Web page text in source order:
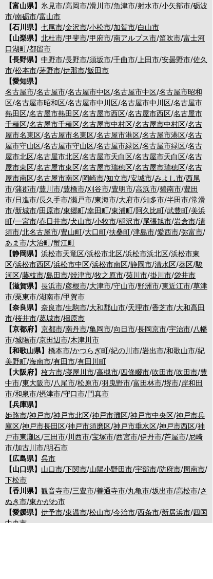
【富山県】 氷見市/高岡市/滑川市/魚津市/射水市/小矢部市/砺波
市/南砺市/富山市
【石川県】 七尾市/金沢市/小松市/加賀市/白山市
【山梨県】 北杜市/甲斐市/甲府市/南アルプス市/笛吹市/富士河
口湖町/都留市
【長野県】 中野市/長野市/須坂市/千曲市/ 上田市/安曇野市/佐久
市/松本市/茅野市/伊那市/飯田市
【愛知県】
名古屋市/名古屋市/名古屋市中区/名古屋市中区/名古屋市昭和
区/名古屋市昭和区/名古屋市中川区/名古屋市中川区/名古屋市
熱田区/名古屋市熱田区/名古屋市西区/名古屋市西区/名古屋市
千種区/名古屋市千種区/名古屋市中村区/名古屋市中村区/名古
屋市名東区/名古屋市名東区/名古屋市港区/名古屋市港区/名古
屋市守山区/名古屋市守山区/名古屋市緑区/名古屋市緑区/名古
屋市北区/名古屋市北区/名古屋市天白区/名古屋市天白区/名古
屋市東区/名古屋市東区/名古屋市瑞穂区/名古屋市瑞穂区/名古
屋市南区/名古屋市南区/岡崎市/知立市/安城市/みよし市/西尾
市/蒲郡市/豊川市/豊橋市/刈谷市/豊明市/高浜市/碧南市/豊田
市/日進市/長久手市/瀬戸市/東海市/大府市/知多市/半田市/常滑
市/新城市/田原市/東郷町/幸田町/東浦町/阿久比町/武豊町/美浜
町/一宮市/春日井市/犬山市/小牧市/稲沢市/尾張旭市/岩倉市/清
須市/北名古屋市/豊山町/大口町/扶桑町/津島市/愛西市/弥富市/
あま市/大治町/蟹江町
【静岡県】 浜松市天竜区/浜松市北区/浜松市浜北区/浜松市東
区/浜松市西区/浜松市中区/浜松市南区/静岡市/清水区/葵区/駿
河区/藤枝市/島田市/焼津市/牧之原市/菊川市/掛川市/袋井市
【滋賀県】 長浜市/彦根市/大津市/守山市/野洲市/東近江市/草津
市/栗東市/湖南市/甲賀市
【奈良県】 奈良市/生駒市/大和郡山市/天理市/香芝市/大和高田
市/桜井市/葛城市/橿原市
【京都府】 京都市/南丹市/亀岡市/向日市/長岡京市/宇治市/八幡
市/城陽市/京田辺市/木津川市
【和歌山県】 橋本市/かつらぎ町/紀の川市/岩出市/和歌山市/紀
美野町/海南市/有田市/有田川町
【大阪府】 枚方市/寝屋川市/高槻市/四條畷市/吹田市/吹田市/豊
中市/東大阪市/八尾市/松原市/羽曳野市/富田林市/堺市/岸和田
市/和泉市/摂津市/守口市/門真市
【兵庫県】
姫路市/神戸市/神戸市北区/神戸市灘区/神戸市中央区/神戸市兵
庫区/神戸市長田区/神戸市須磨区/神戸市垂水区/神戸市西区/神
戸市東灘区/三田市/川西市/宝塚市/西宮市/伊丹市/芦屋市/尼崎
市/加古川市/明石市
【広島県】 呉市
【山口県】 山口市/下関市/山陽小野田市/宇部市/防府市/周南市/
下松市
【香川県】 観音寺市/三豊市/善通寺市/丸亀市/坂出市/高松市/さ
ぬき市/東かがわ市
【愛媛県】 伊予市/東温市/松山市/今治市/西条市/新居浜市/四国
中央市